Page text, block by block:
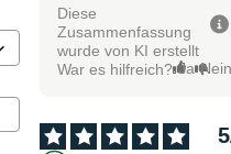
Diese
Zusammenfassung
wurde von KI erstellt
War es hilfreich? Ja
5